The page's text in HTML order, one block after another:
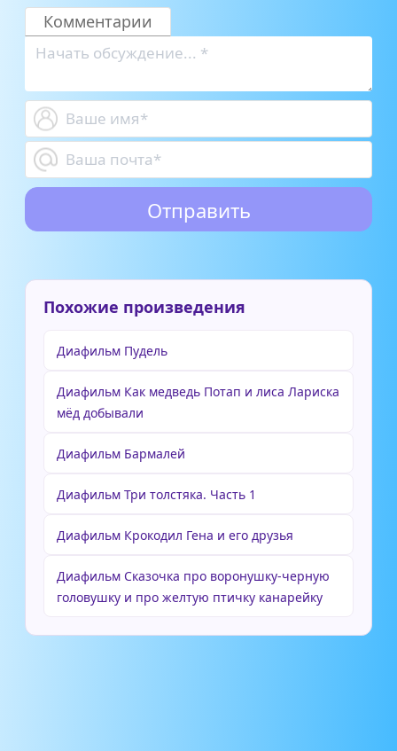
Комментарии
Похожие произведения
Диафильм Пудель
Диафильм Как медведь Потап и лиса Лариска
мёд добывали
Диафильм Бармалей
Диафильм Три толстяка. Часть 1
Диафильм Крокодил Гена и его друзья
Диафильм Сказочка про воронушку-черную
головушку и про желтую птичку канарейку